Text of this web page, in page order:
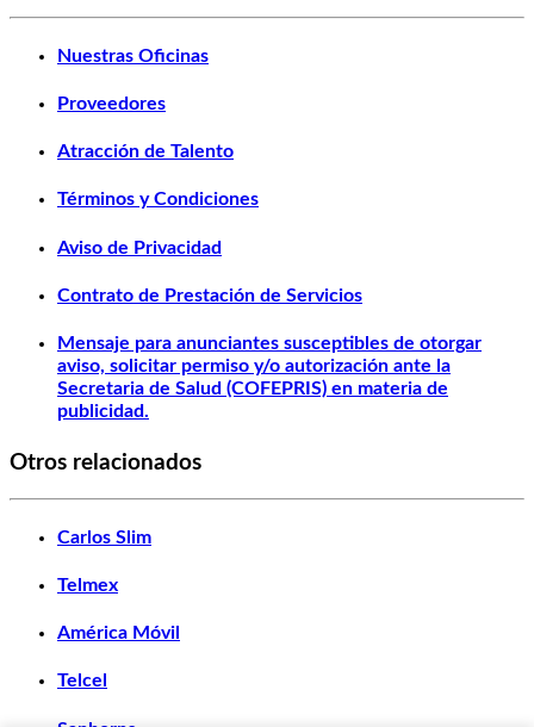
Nuestras Oficinas
Proveedores
Atracción de Talento
Términos y Condiciones
Aviso de Privacidad
Contrato de Prestación de Servicios
Mensaje para anunciantes susceptibles de otorgar
aviso, solicitar permiso y/o autorización ante la
Secretaria de Salud (COFEPRIS) en materia de
publicidad.
Otros relacionados
Carlos Slim
Telmex
América Móvil
Telcel